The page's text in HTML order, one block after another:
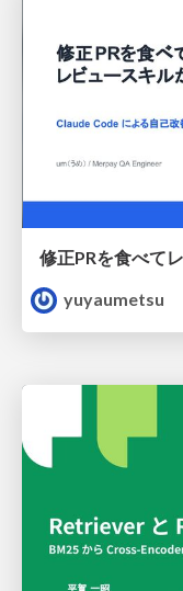
yuyaumetsu